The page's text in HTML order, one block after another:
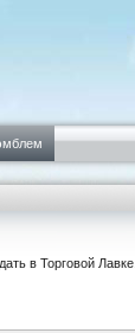
в Торговой Лавке.